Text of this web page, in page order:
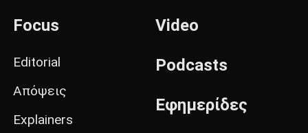
Focus
Editorial
Απόψεις
Explainers
Video
Podcasts
Εφημερίδες